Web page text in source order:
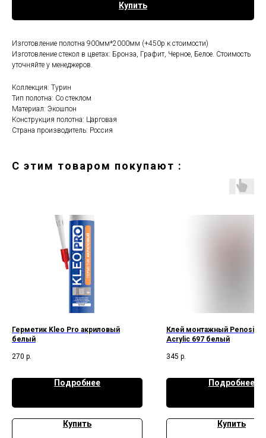
Купить
Изготовление полотна 900мм*2000мм (+450р к стоимости)
Изготовление стекол в цветах: Бронза, Графит, Черное, Белое. Стоимость
уточняйте у менеджеров.
Коллекция: Турин
Тип полотна: Со стеклом
Материал: Экошпон
Конструкция полотна: Царговая
Страна производитель: Россия
C этим товаром покупают :
Герметик Kleo Pro акриловый
белый
270 р.
Подробнее
Купить
Клей монтажный Penosil
Acrylic 697 белый
345 р.
Подробнее
Купить